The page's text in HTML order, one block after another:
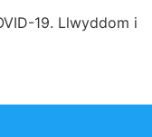
19. Llwyddom i